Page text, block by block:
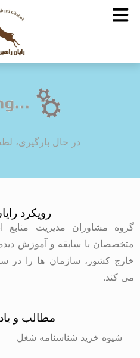
در حال بارگیری،
رویکرد
گروه مشاوران مدیریت منابع
متخصصان با سابقه و آموزش
خارج کشور، سازمان ها را در
می کند.
مطالب و
شیوه خرید شناسنامه شغل